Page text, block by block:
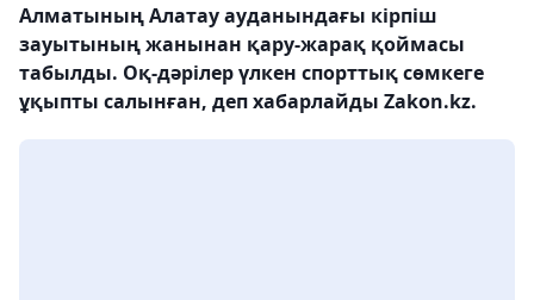
Алматының Алатау ауданындағы кірпіш
зауытының жанынан қару-жарақ қоймасы
табылды. Оқ-дәрілер үлкен спорттық сөмкеге
ұқыпты салынған, деп хабарлайды Zakon.kz.